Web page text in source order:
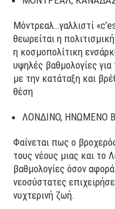
Μόντρεαλ…γαλλιστί
θεωρείται η
η κοσμοπολίτικη
υψηλές βαθμολογίες
με την κατάταξη και
θέση
ΛΟΝΔΙΝΟ, ΗΝΩΜΕΝΟ
Φαίνεται πως ο
τους νέους μιας και το
βαθμολογίες όσον
νεοσύστατες
νυχτερινή ζωή.